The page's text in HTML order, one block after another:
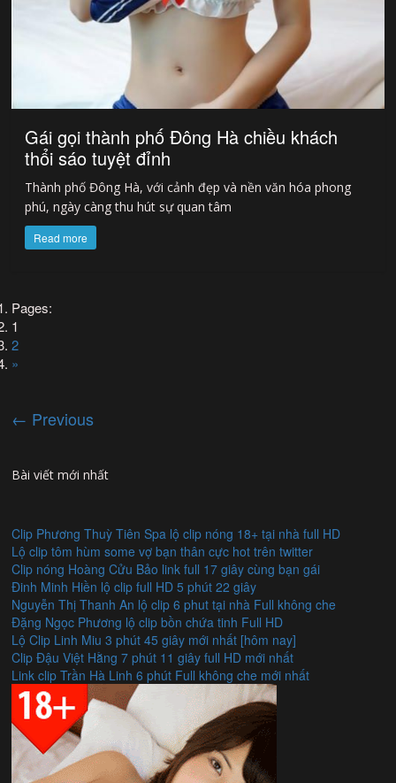
Gái gọi thành phố Đông Hà chiều khách
thổi sáo tuyệt đỉnh
Thành phố Đông Hà, với cảnh đẹp và nền văn hóa phong
phú, ngày càng thu hút sự quan tâm
Read more
Pages:
1
2
»
← Previous
Bài viết mới nhất
Clip Phương Thuỳ Tiên Spa lộ clip nóng 18+ tại nhà full HD
Lộ clip tôm hùm some vợ bạn thân cực hot trên twitter
Clip nóng Hoàng Cửu Bảo link full 17 giây cùng bạn gái
Đinh Minh Hiền lộ clip full HD 5 phút 22 giây
Nguyễn Thị Thanh An lộ clip 6 phut tại nhà Full không che
Đặng Ngọc Phương lộ clip bồn chứa tinh Full HD
Lộ Clip Linh Miu 3 phút 45 giây mới nhất [hôm nay]
Clip Đậu Việt Hằng 7 phút 11 giây full HD mới nhất
Link clip Trần Hà Linh 6 phút Full không che mới nhất